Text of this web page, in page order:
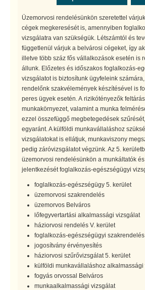
Üzemorvosi rendelésünkön szeretettel
cégek megkeresését is, amennyiben
vizsgálatra van szükségük. Létszámtól és
függetlenül várjuk a belvárosi cégeket, így
illetve több száz fős vállalkozások esetén is
állunk. Előzetes és időszakos foglalkozás-
vizsgálatot is biztosítunk ügyfeleink
rendelőnk szakvélemények készítésével is
peres ügyek esetén. A rizikótényezők
munkakörnyezet, valamint a munka
ezzel összefüggő megbetegedések
egyaránt. A külföldi munkavállaláshoz
vizsgálatokat is ellátjuk, munkaviszony
pedig záróvizsgálatot végzünk. Az 5.
üzemorvosi rendelésünkön a munkáltatók
jelentkezését foglalkozás-egészségügyi
foglalkozás-egészségügy 5. kerület
üzemorvosi szakrendelés
üzemorvos Belváros
lőfegyvertartási alkalmassági vizsgálat
háziorvosi rendelés V. kerület
foglalkozás-egészségügyi szakrendelés
jogosítvány érvényesítés
háziorvosi szűrővizsgálat 5. kerület
külföldi munkavállaláshoz alkalmassági
fogyás orvossal Belváros
munkaalkalmassági vizsgálat